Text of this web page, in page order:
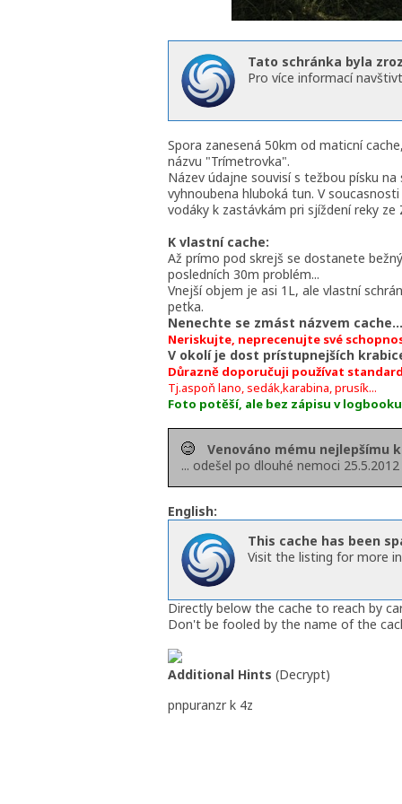
Tato schránka byla
Pro více informací
Spora zanesená 50km od maticní
názvu "Trímetrovka".
Název údajne souvisí s težbou písku
vyhnoubena hluboká tun. V
vodáky k zastávkám pri sjíždení reky ze
K vlastní cache:
Až prímo pod skrejš se dostanete
posledních 30m problém...
Vnejší objem je asi 1L, ale vlastní
petka.
Nenechte se zmást názvem
Neriskujte, neprecenujte své
V okolí je dost prístupnejších
Důrazně doporučuji používat
Tj.aspoň lano, sedák,karabina, prusík...
Foto potěší, ale bez zápisu v
Venováno mému nejlepšímu
... odešel po dlouhé nemoci 25.5.2012
English:
This cache has been
Visit the listing for more
Directly below the cache to reach by
Don't be fooled by the name of the
Additional Hints (Decrypt)
pnpuranzr k 4z